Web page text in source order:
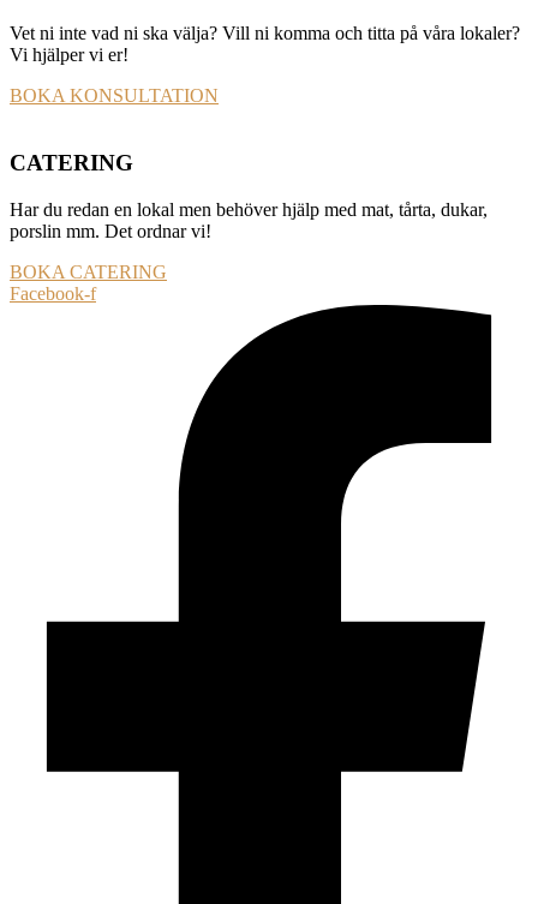
Vet ni inte vad ni ska välja? Vill ni komma och titta på våra lokaler?
Vi hjälper vi er!
BOKA KONSULTATION
CATERING
Har du redan en lokal men behöver hjälp med mat, tårta, dukar,
porslin mm. Det ordnar vi!
BOKA CATERING
Facebook-f